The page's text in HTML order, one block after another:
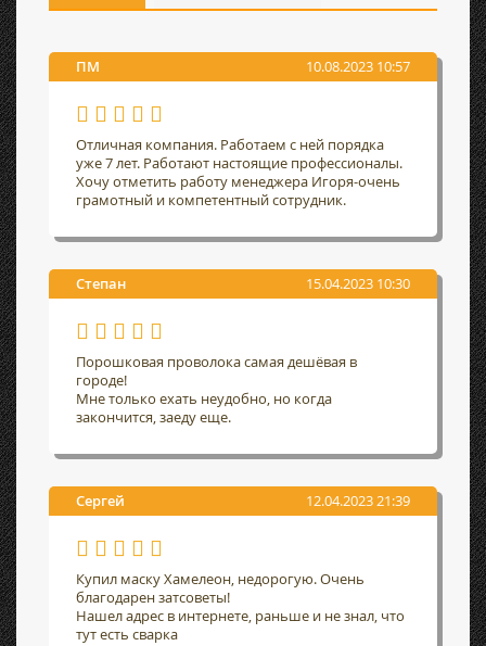
ПМ 10.08.2023 10:57
Отличная компания. Работаем с ней порядка
уже 7 лет. Работают настоящие профессионалы.
Хочу отметить работу менеджера Игоря-очень
грамотный и компетентный сотрудник.
Степан 15.04.2023 10:30
Порошковая проволока самая дешёвая в
городе!
Мне только ехать неудобно, но когда
закончится, заеду еще.
Сергей 12.04.2023 21:39
Купил маску Хамелеон, недорогую. Очень
благодарен затсоветы!
Нашел адрес в интернете, раньше и не знал, что
тут есть сварка